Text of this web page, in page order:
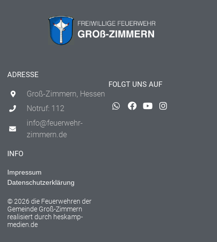
ADRESSE
Groß-Zimmern, Hessen
Notruf: 112
info@feuerwehr-
zimmern.de
FOLGT UNS AUF
INFO
Impressum
Datenschutzerklärung
© 2026 die Feuerwehren der
Gemeinde Groß-Zimmern
realisiert durch heskamp-
medien.de